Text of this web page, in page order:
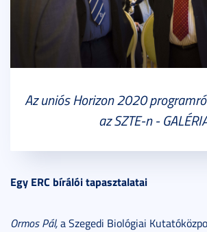
Az uniós Horizon 2020
az SZTE-n -
Egy ERC bírálói tapasztalatai
Ormos Pál,a Szegedi Biológiai